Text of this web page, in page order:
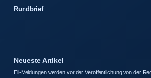
Rundbrief
Neueste Artikel
Eil-Meldungen werden vor der Veroffentlichung von der